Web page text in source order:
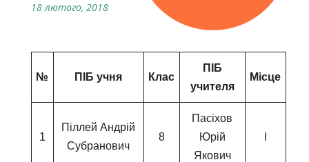
18 лютого, 2018
№ ПІБ учня Клас
ПІБ
учителя
Місце
1
Піллей Андрій
Субранович
8
Пасіхов
Юрій
Якович